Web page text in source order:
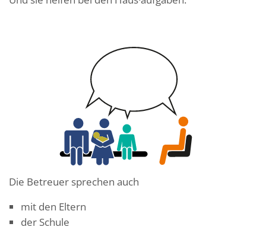
Die Betreuer sprechen auch
mit den Eltern
der Schule